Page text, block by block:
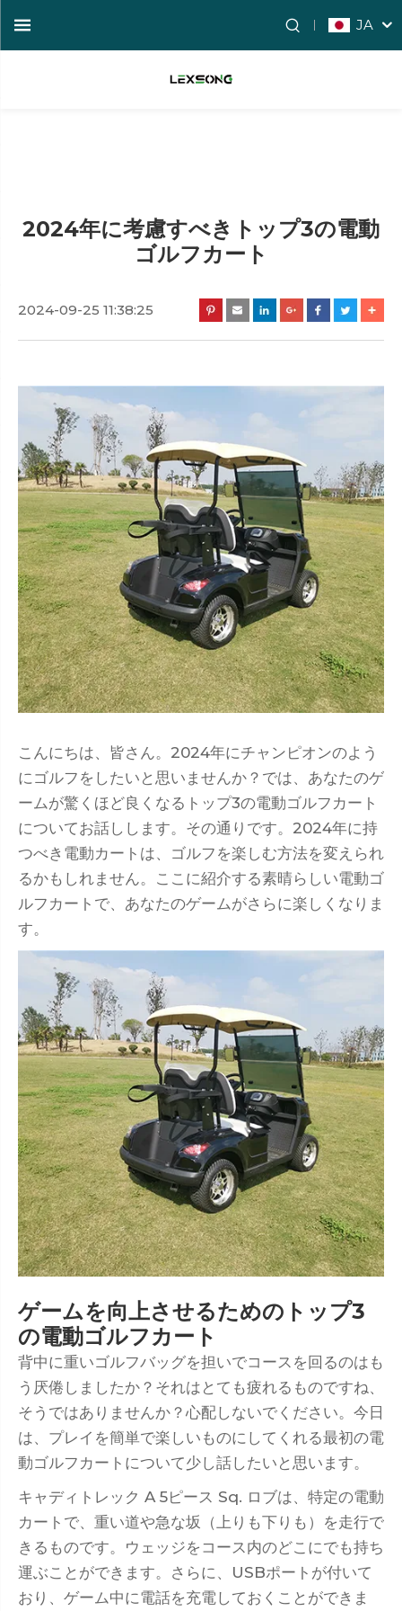
JA
2024年に考慮すべきトップ3の電動
ゴルフカート
2024-09-25 11:38:25
こんにちは、皆さん。2024年にチャンピオンのよう
にゴルフをしたいと思いませんか？では、あなたのゲ
ームが驚くほど良くなるトップ3の電動ゴルフカート
についてお話しします。その通りです。2024年に持
つべき電動カートは、ゴルフを楽しむ方法を変えられ
るかもしれません。ここに紹介する素晴らしい電動ゴ
ルフカートで、あなたのゲームがさらに楽しくなりま
す。
ゲームを向上させるためのトップ3
の電動ゴルフカート
背中に重いゴルフバッグを担いでコースを回るのはも
う厌倦しましたか？それはとても疲れるものですね、
そうではありませんか？心配しないでください。今日
は、プレイを簡単で楽しいものにしてくれる最初の電
動ゴルフカートについて少し話したいと思います。
キャディトレック A 5ピース Sq. ロブは、特定の電動
カートで、重い道や急な坂（上りも下りも）を走行で
きるものです。ウェッジをコース内のどこにでも持ち
運ぶことができます。さらに、USBポートが付いて
おり、ゲーム中に電話を充電しておくことができま